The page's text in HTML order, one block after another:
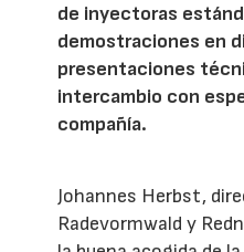
de inyectoras
demostraciones en
presentaciones
intercambio con
compañía.
Johannes Herbst,
Radevormwald y